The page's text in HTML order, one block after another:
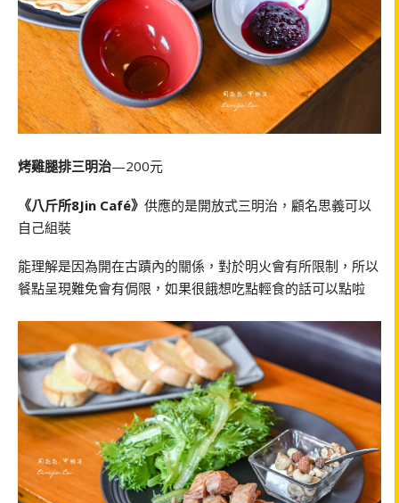
烤雞腿排三明治—200元
《八斤所8Jin Café》 供應的是開放式三明治，顧名思義可以
自己組裝
能理解是因為開在古蹟內的關係，對於明火會有所限制，所以
餐點呈現難免會有侷限，如果很餓想吃點輕食的話可以點啦